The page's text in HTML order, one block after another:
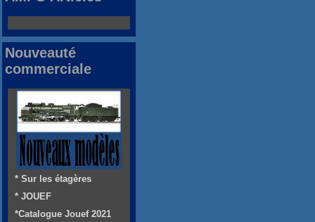
Nouveauté
commerciale
* Sur les étagères
* JOUEF
*Catalogue Jouef 2021